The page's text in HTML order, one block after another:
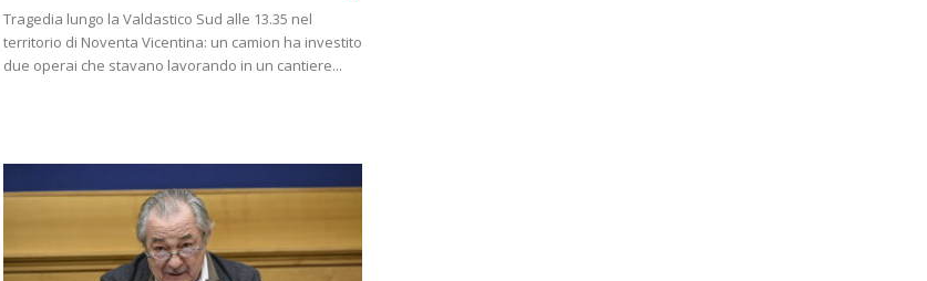
Tragedia lungo la Valdastico Sud alle 13.35 nel
territorio di Noventa Vicentina: un camion ha investito
due operai che stavano lavorando in un cantiere...